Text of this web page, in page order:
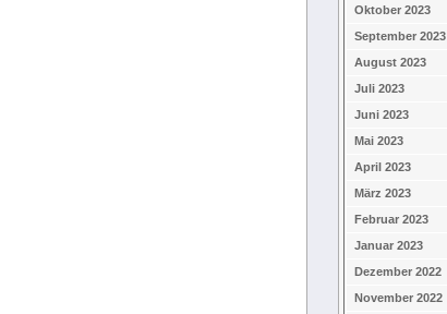
Oktober 2023
September 2023
August 2023
Juli 2023
Juni 2023
Mai 2023
April 2023
März 2023
Februar 2023
Januar 2023
Dezember 2022
November 2022